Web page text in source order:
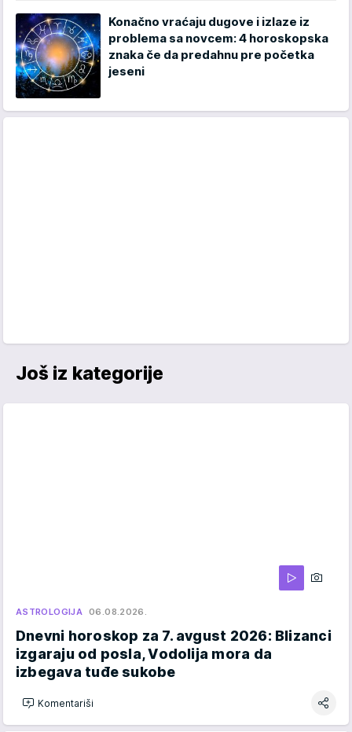
Konačno vraćaju dugove i izlaze iz
problema sa novcem: 4 horoskopska
znaka če da predahnu pre početka
jeseni
Još iz kategorije
ASTROLOGIJA 06.08.2026.
Dnevni horoskop za 7. avgust 2026: Blizanci
izgaraju od posla, Vodolija mora da
izbegava tuđe sukobe
Komentariši